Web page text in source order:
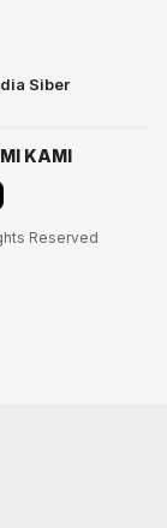
Siber
KAMI
Reserved